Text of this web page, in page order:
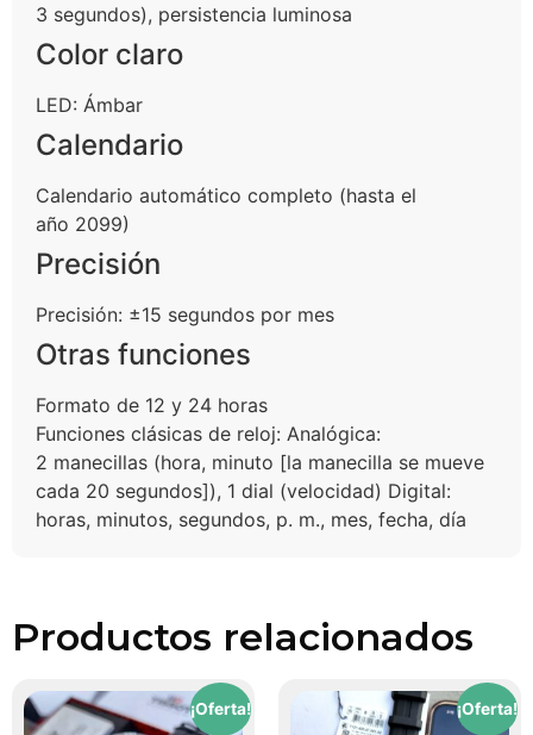
3 segundos), persistencia luminosa
Color claro
LED: Ámbar
Calendario
Calendario automático completo (hasta el
año 2099)
Precisión
Precisión: ±15 segundos por mes
Otras funciones
Formato de 12 y 24 horas
Funciones clásicas de reloj: Analógica:
2 manecillas (hora, minuto [la manecilla se mueve
cada 20 segundos]), 1 dial (velocidad) Digital:
horas, minutos, segundos, p. m., mes, fecha, día
Productos relacionados
¡Oferta! ¡Oferta!